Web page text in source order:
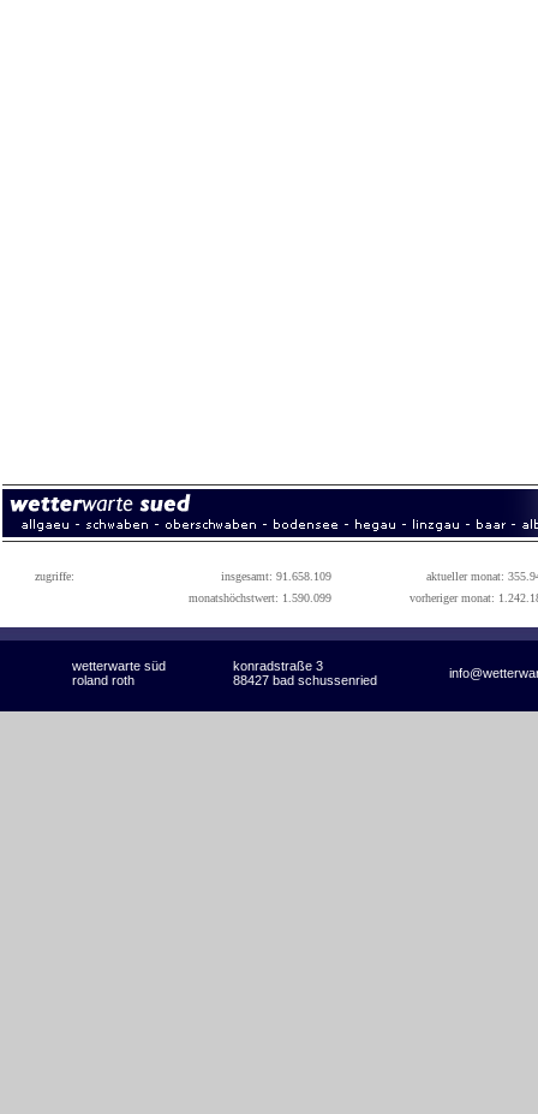
zugriffe: insgesamt: 91.658.109
aktueller monat:
monatshöchstwert: 1.590.099
vorheriger monat:
wetterwarte süd konradstraße 3
roland roth 88427 bad schussenried